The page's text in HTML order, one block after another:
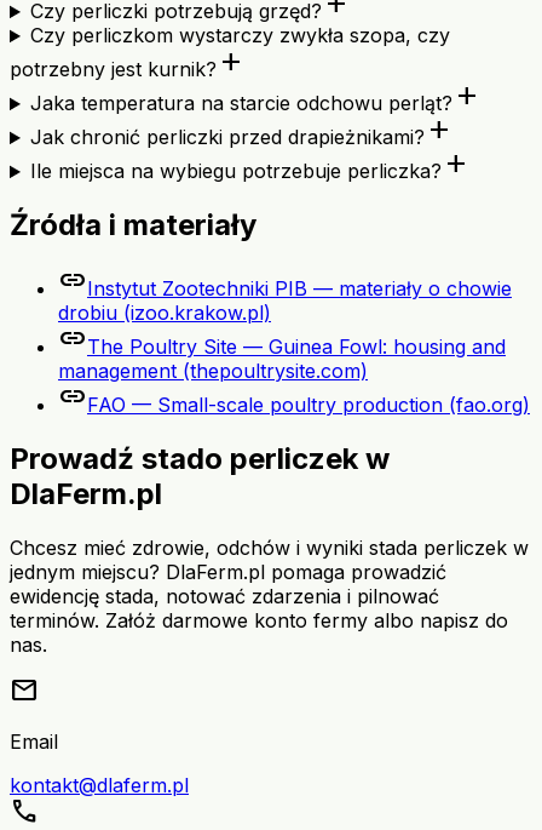
Czy perliczki potrzebują grzęd?
Czy perliczkom wystarczy zwykła szopa, czy
potrzebny jest kurnik? add
Jaka temperatura na starcie odchowu perląt? add
Jak chronić perliczki przed drapieżnikami? add
Ile miejsca na wybiegu potrzebuje perliczka? add
Źródła i materiały
linkInstytut Zootechniki PIB — materiały o chowie
drobiu (izoo.krakow.pl)
linkThe Poultry Site — Guinea Fowl: housing and
management (thepoultrysite.com)
linkFAO — Small-scale poultry production (fao.org)
Prowadź stado perliczek w
DlaFerm.pl
Chcesz mieć zdrowie, odchów i wyniki stada perliczek w
jednym miejscu? DlaFerm.pl pomaga prowadzić
ewidencję stada, notować zdarzenia i pilnować
terminów. Załóż darmowe konto fermy albo napisz do
nas.
mail
Email
kontakt@dlaferm.pl
call